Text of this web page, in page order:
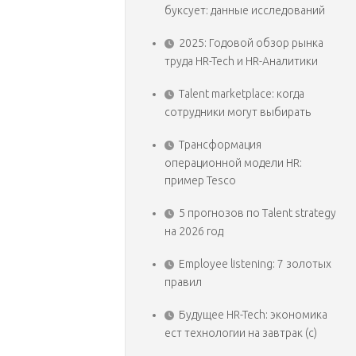
буксует: данные исследований
2025: Годовой обзор рынка
труда HR-Tech и HR-Аналитики
Talent marketplace: когда
сотрудники могут выбирать
Трансформация
операционной модели HR:
пример Tesco
5 прогнозов по Talent strategy
на 2026 год
Employee listening: 7 золотых
правил
Будущее HR-Tech: экономика
ест технологии на завтрак (с)